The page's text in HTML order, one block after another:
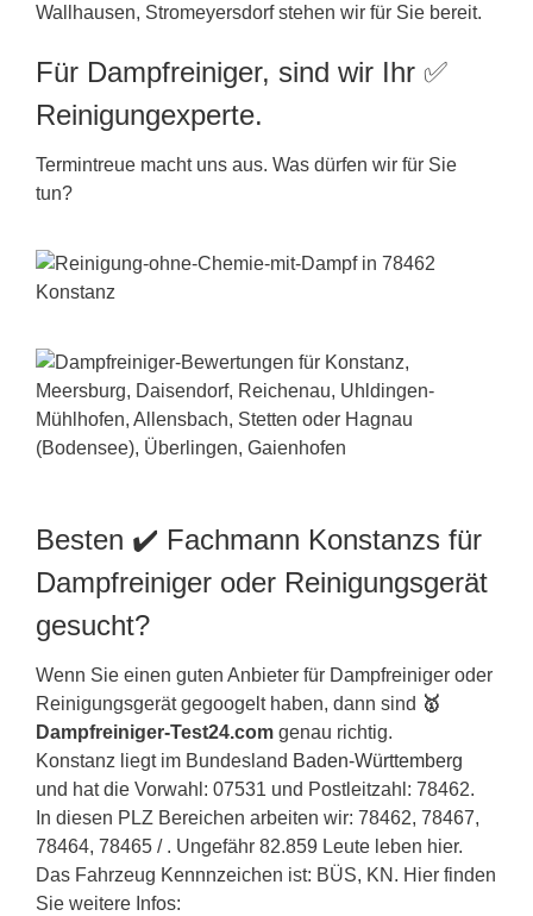
Wallhausen, Stromeyersdorf stehen wir für Sie bereit.
Für Dampfreiniger, sind wir Ihr ✅
Reinigungexperte.
Termintreue macht uns aus. Was dürfen wir für Sie
tun?
Besten ✔️ Fachmann Konstanzs für
Dampfreiniger oder Reinigungsgerät
gesucht?
Wenn Sie einen guten Anbieter für Dampfreiniger oder
Reinigungsgerät gegoogelt haben, dann sind 🥇
Dampfreiniger-Test24.com genau richtig.
Konstanz liegt im Bundesland Baden-Württemberg
und hat die Vorwahl: 07531 und Postleitzahl: 78462.
In diesen PLZ Bereichen arbeiten wir: 78462, 78467,
78464, 78465 / . Ungefähr 82.859 Leute leben hier.
Das Fahrzeug Kennnzeichen ist: BÜS, KN. Hier finden
Sie weitere Infos: